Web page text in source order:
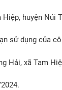
huyện Núi
sử dụng của
Hải, xã Tam